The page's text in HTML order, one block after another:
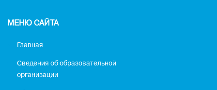
МЕНЮ САЙТА
Главная
Сведения об образовательной
организации